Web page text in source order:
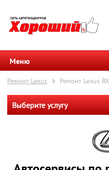
Меню
Ремонт Lexus Ремонт Lexus
Выберите услугу